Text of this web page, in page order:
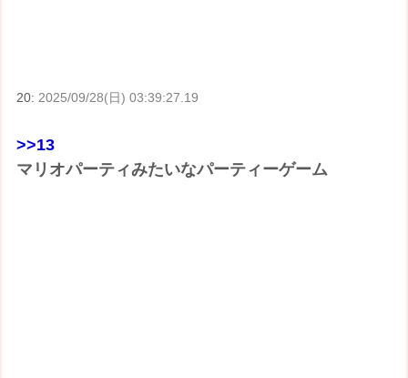
20:2025/09/28(日) 03:39:27.19
>>13
マリオパーティみたいなパーティーゲーム